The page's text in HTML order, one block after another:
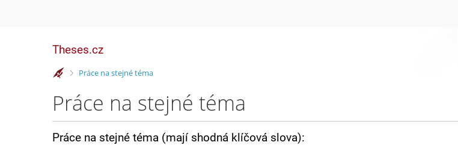
Theses.cz
>Práce na stejné téma
Práce na stejné téma
Práce na stejné téma (mají shodná klíčová slova):